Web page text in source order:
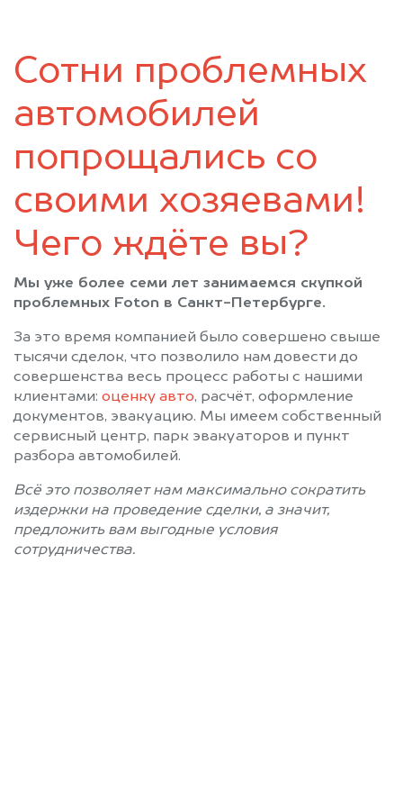
Лисий Нос
Лодейное Поле
Луга
Мурино
Никольское
Новая Ладога
Отрадное
Павловск
Парголово
Петергоф
Пикалёво
Пушкин
Санкт-Петербург
Сестрорецк
Сиверский
Сясьстрой
Тихвин
Тосно
Шлиссельбург
Сотни проблемных
автомобилей
попрощались со
своими хозяевами!
Чего ждёте вы?
Мы уже более семи лет занимаемся скупкой
проблемных Foton в Санкт-Петербурге.
За это время компанией было совершено свыше
тысячи сделок, что позволило нам довести до
совершенства весь процесс работы с нашими
клиентами: оценку авто, расчёт, оформление
документов, эвакуацию. Мы имеем собственный
сервисный центр, парк эвакуаторов и пункт
разбора автомобилей.
Всё это позволяет нам максимально сократить
издержки на проведение сделки, а значит,
предложить вам выгодные условия
сотрудничества.